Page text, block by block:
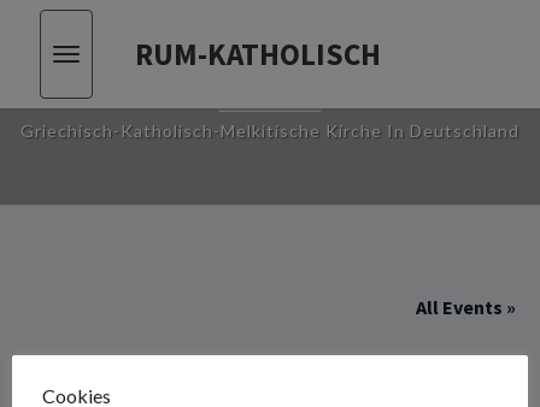
RUM-KATHOLISCH
Toggle
RUM-KATHOLISCH
Griechisch-Katholisch-Melkitische Kirche In Deutschland
« All Events
Cookies